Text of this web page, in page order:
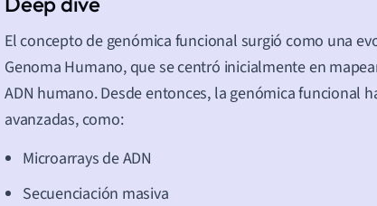
El concepto de genómica funcional surgió como una
Genoma Humano, que se centró inicialmente en
ADN humano. Desde entonces, la genómica funcional
avanzadas, como:
Microarrays de ADN
Secuenciación masiva